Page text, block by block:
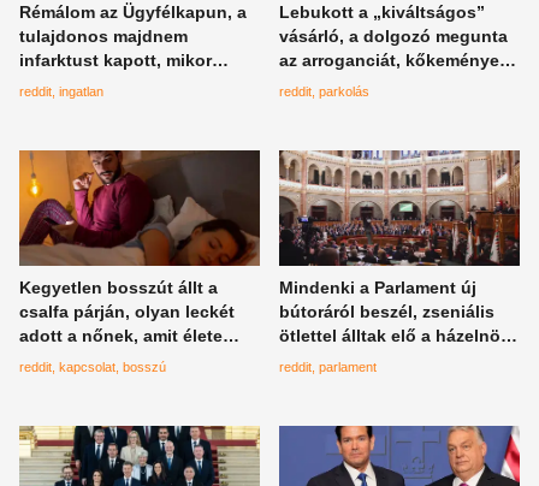
Rémálom az Ügyfélkapun, a
tulajdonos majdnem
infarktust kapott, mikor
meglátta az ingatlanával
reddit ingatlan
Lebukott a „kiváltságos”
vásárló, a dolgozó megunta
az arroganciát, kőkeményen
vágott vissza neki
reddit parkolás
Kegyetlen bosszút állt a
csalfa párján, olyan leckét
adott a nőnek, amit élete
végéig emlegetni fog
reddit kapcsolat bosszú
Mindenki a Parlament új
bútoráról beszél, zseniális
ötlettel álltak elő a házelnöki
szék cseréje után
reddit parlament